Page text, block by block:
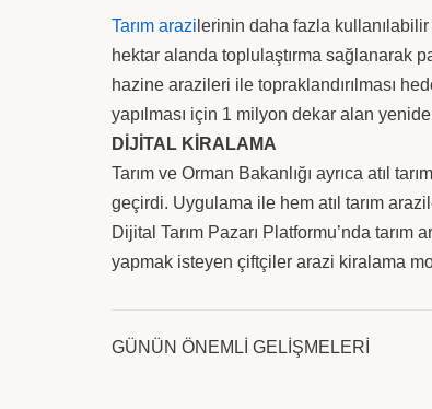
Tarım arazi lerinin daha fazla
hektar alanda toplulaştırma sağlanarak
hazine arazileri ile topraklandırılması
yapılması için 1 milyon dekar alan
DİJİTAL KİRALAMA
Tarım ve Orman Bakanlığı ayrıca atıl
geçirdi. Uygulama ile hem atıl tarım
Dijital Tarım Pazarı Platformu’nda
yapmak isteyen çiftçiler arazi kiralama
GÜNÜN ÖNEMLİ GELİŞMELERİ